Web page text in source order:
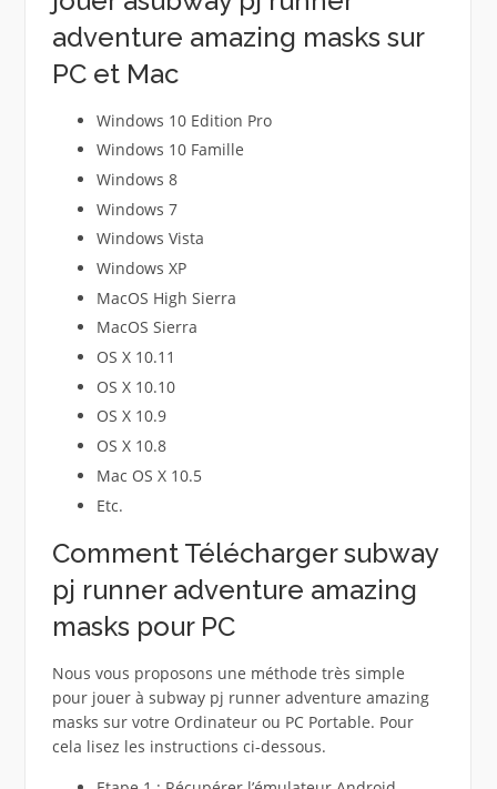
adventure amazing masks sur
PC et Mac
Windows 10 Edition Pro
Windows 10 Famille
Windows 8
Windows 7
Windows Vista
Windows XP
MacOS High Sierra
MacOS Sierra
OS X 10.11
OS X 10.10
OS X 10.9
OS X 10.8
Mac OS X 10.5
Etc.
Comment Télécharger subway
pj runner adventure amazing
masks pour PC
Nous vous proposons une méthode très simple
pour jouer à subway pj runner adventure amazing
masks sur votre Ordinateur ou PC Portable. Pour
cela lisez les instructions ci-dessous.